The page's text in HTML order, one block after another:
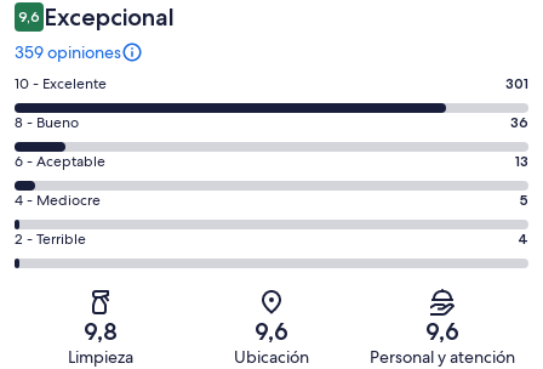
9,6 Excepcional
359 opiniones
Evaluación:
10
-
Excelente.
301
de
359
opiniones
10 - Excelente 301
Evaluación:
8
-
Bueno.
36
de
359
opiniones
8 - Bueno 36
Evaluación:
6
-
Aceptable.
13
opiniones
6 - Aceptable 13
Evaluación:
4
-
4 - Mediocre 5
Evaluación:
2
2 - Terrible 4
9,8
Limpieza
9,6
Ubicación
9,6
Personal y atención